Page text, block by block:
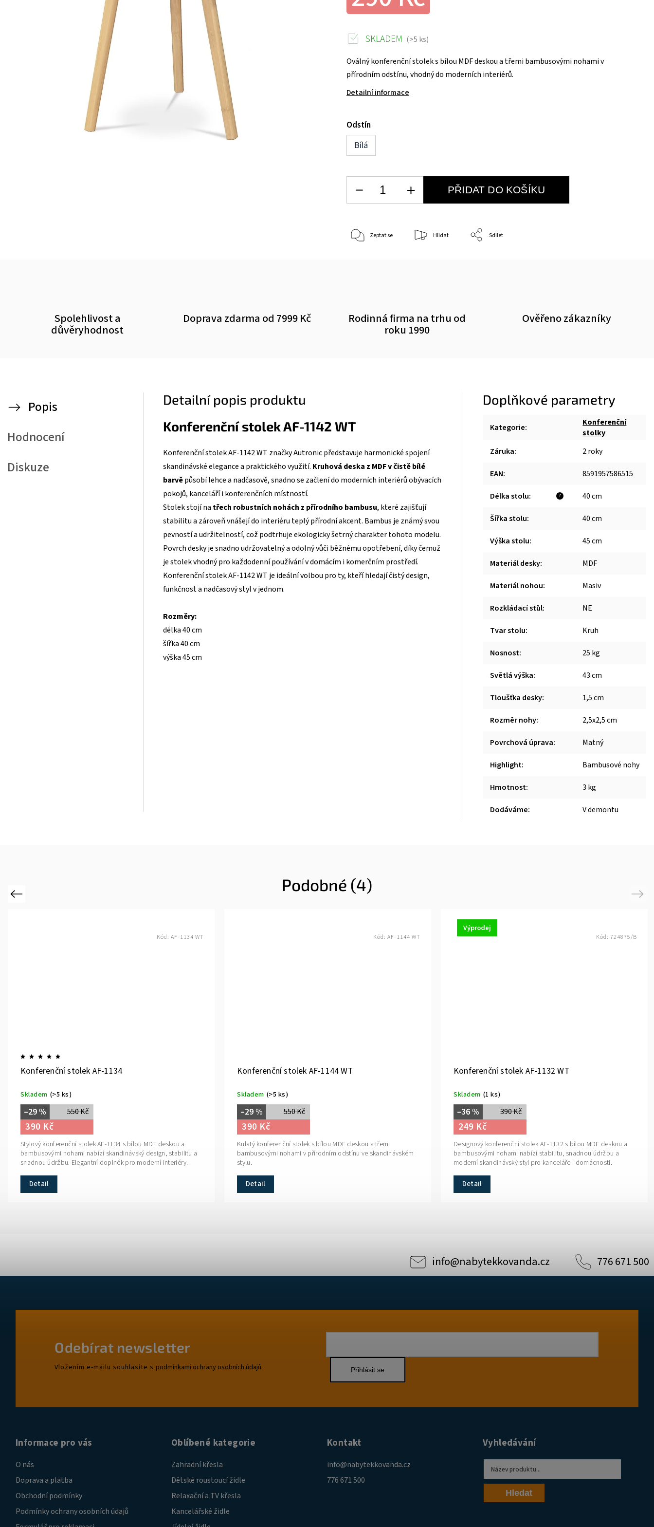
Oválný konferenční stolek s bílou MDF deskou a třemi bambusovými nohami v
přírodním odstínu, vhodný do moderních interiérů.
Detailní informace
Odstín
Bílá
SKLADEM (>5 ks)
PŘIDAT DO KOŠÍKU
Zeptat se Hlídat Sdílet
Spolehlivost a
důvěryhodnost
Doprava zdarma od 7999 Kč Rodinná firma na trhu od
roku 1990
Ověřeno zákazníky
Popis
Hodnocení
Diskuze
Detailní popis produktu
Konferenční stolek AF-1142 WT
Konferenční stolek AF-1142 WT značky Autronic představuje harmonické spojení
skandinávské elegance a praktického využití. Kruhová deska z MDF v čistě bílé
barvěpůsobí lehce a nadčasově, snadno se začlení do moderních interiérů obývacích
pokojů, kanceláří i konferenčních místností.
Stolek stojí na třech robustních nohách z přírodního bambusu, které zajišťují
stabilitu a zároveň vnášejí do interiéru teplý přírodní akcent. Bambus je známý svou
pevností a udržitelností, což podtrhuje ekologicky šetrný charakter tohoto modelu.
Povrch desky je snadno udržovatelný a odolný vůči běžnému opotřebení, díky čemuž
je stolek vhodný pro každodenní používání v domácím i komerčním prostředí.
Konferenční stolek AF-1142 WT je ideální volbou pro ty, kteří hledají čistý design,
funkčnost a nadčasový styl v jednom.
Rozměry:
délka 40 cm
šířka 40 cm
výška 45 cm
Doplňkové parametry
Kategorie:
Konferenční
stolky
Záruka: 2 roky
EAN: 8591957586515
?
Délka stolu: 40 cm
Šířka stolu: 40 cm
Výška stolu: 45 cm
Materiál desky: MDF
Materiál nohou: Masiv
Rozkládací stůl: NE
Tvar stolu: Kruh
Nosnost: 25 kg
Světlá výška: 43 cm
Tloušťka desky: 1,5 cm
Rozměr nohy: 2,5x2,5 cm
Povrchová úprava: Matný
Highlight: Bambusové nohy
Hmotnost: 3 kg
Dodáváme: V demontu
Podobné (4)
Previous
Konferenční stolek AF-1134
Skladem (>5 ks)
550 Kč
–29 %
390 Kč
Detail
Stylový konferenční stolek AF-1134 s bílou MDF deskou a
bambusovými nohami nabízí skandinávský design, stabilitu a
snadnou údržbu. Elegantní doplněk pro moderní interiéry.
Kód: AF-1134 WT
Konferenční stolek AF-1144 WT
Skladem (>5 ks)
550 Kč
–29 %
390 Kč
Detail
Kulatý konferenční stolek s bílou MDF deskou a třemi
bambusovými nohami v přírodním odstínu ve skandinávském
stylu.
Kód: AF-1144 WT
Výprodej
Konferenční stolek AF-1132 WT
Skladem (1 ks)
390 Kč
–36 %
249 Kč
Detail
Designový konferenční stolek AF-1132 s bílou MDF deskou a
bambusovými nohami nabízí stabilitu, snadnou údržbu a
moderní skandinávský styl pro kanceláře i domácnosti.
Kód: 724875/B
Next
info@nabytekkovanda.cz 776 671 500
Odebírat newsletter
Vložením e-mailu souhlasíte s podmínkami ochrany osobních údajů Přihlásit se
Informace pro vás
O nás
Doprava a platba
Obchodní podmínky
Podmínky ochrany osobních údajů
Oblíbené kategorie
Zahradní křesla
Dětské roustoucí židle
Relaxační a TV křesla
Kancelářské židle
Kontakt
info@nabytekkovanda.cz
776 671 500
Vyhledávání
Hledat